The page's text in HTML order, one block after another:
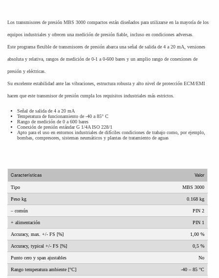
Los transmisores de presión MBS 3000 compactos están diseñados para utilizarse en la mayoría de los
equipos industriales y ofrecen una medición de presión fiable, incluso en condiciones adversas.
Este programa flexible de transmisores de presión abarca una señal de salida de 4 a 20 mA, versiones
absoluta y relativa, rangos de medición de 0-1 a 0-600 bares y un amplio rango de conexiones de
presión y eléctricas.
Su excelente estabilidad ante las vibraciones, estructura robusta y alto nivel de protección ECM/EMI
hacen que este transmisor de presión cumpla los requisitos industriales más estrictos.
Señal de salida de 4 a 20 mA
Temperatura de funcionamiento de -40 a 85° C
Rango de medición de 0 a 600 bares
Conexión de presión estándar G 1/4A ISO 228/1
Apto para el uso en entornos industriales de difíciles condiciones de trabajo como, por ejemplo,
bombas, compresores, sistemas neumáticos y plantas de tratamiento de aguas
Características Valor
Tipo MBS 3000
Peso kg 0.168 kg
– común PIN 2
+ alimentación PIN 1
Accuracy, max. +/- FS [%] 1,00 %
Accuracy, typical +/- FS [%] 0,5 %
Punto cero y span ajustables No
Rango temperatura ambiente [°C] -40 – 85 °C